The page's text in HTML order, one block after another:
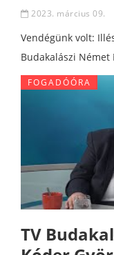
2023. március 09.
Vendégünk volt:
Budakalászi Német
FOGADÓÓRA
TV